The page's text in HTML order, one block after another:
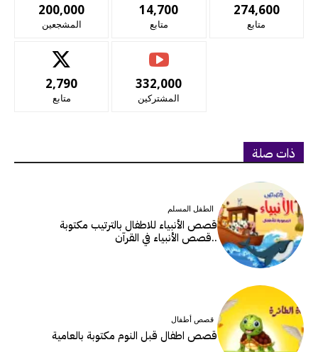
200,000
المشجعين
14,700
متابع
274,600
متابع
2,790
متابع
332,000
المشتركين
ذات صلة
الطفل المسلم
قصص الأنبياء للاطفال بالترتيب مكتوبة
..قصص الأنبياء في القرآن
قصص أطفال
قصص اطفال قبل النوم مكتوبة بالعامية